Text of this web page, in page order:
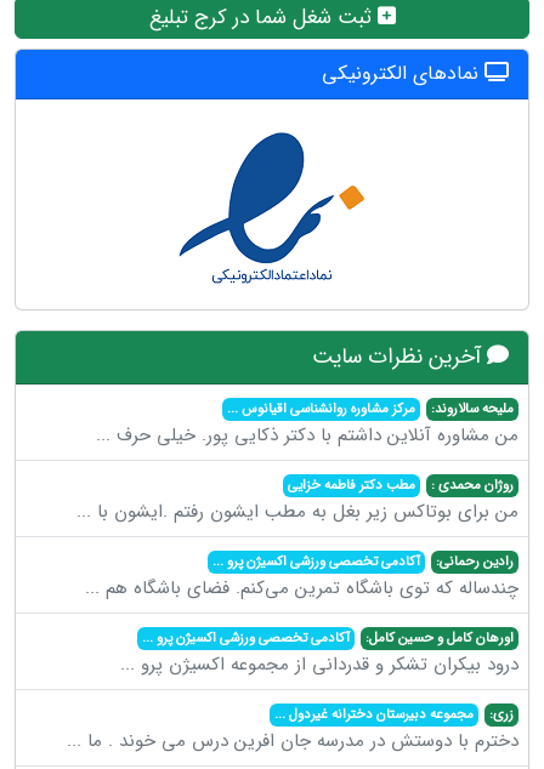
ثبت شغل شما در کرج تبلیغ
نمادهای الکترونیکی
آخرین نظرات سایت
ملیحه سالاروند: مرکز مشاوره روانشناسی اقیانوس...
من مشاوره آنلاین داشتم با دکتر ذکایی پور. خیلی حرف ...
روژان محمدی : مطب دکتر فاطمه خزایی
من برای بوتاکس زیر بغل به مطب ایشون رفتم .ایشون با ...
رادین رحمانی: آکادمی تخصصی ورزشی اکسیژن پرو...
چندساله که توی باشگاه تمرین می‌کنم. فضای باشگاه هم ...
اورهان کامل و حسین کامل: آکادمی تخصصی ورزشی اکسیژن پرو...
درود بیکران تشکر و قدردانی از مجموعه اکسیژن پرو ...
زری: مجموعه دبیرستان دخترانه غیردول...
دخترم با دوستش در مدرسه جان افرین درس می خوند . ما ...